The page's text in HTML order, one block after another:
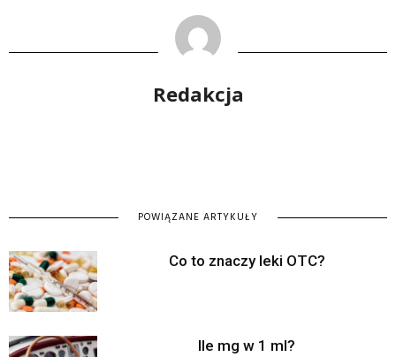
Redakcja
POWIĄZANE ARTYKUŁY
Co to znaczy leki OTC?
Ile mg w 1 ml?